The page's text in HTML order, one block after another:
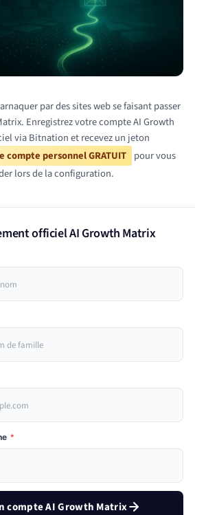
par des sites web se faisant passer
Enregistrez votre compte AI Growth
via Bitnation et recevez un jeton
compte personnel GRATUIT pour vous
lors de la configuration.
officiel AI Growth Matrix
*
compte AI Growth Matrix